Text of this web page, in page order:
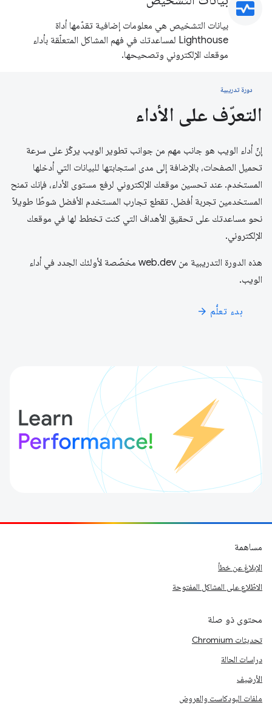
monitor_heart
بيانات التشخيص هي معلومات إضافية تقدّمها أداة
Lighthouse لمساعدتك في فهم المشاكل المتعلّقة بأداء
موقعك الإلكتروني وتصحيحها.
دورة تدريبية
التعرّف على الأداء
إنّ أداء الويب هو جانب مهم من جوانب تطوير الويب يركّز على سرعة
تحميل الصفحات، بالإضافة إلى مدى استجابتها للبيانات التي أدخلها
المستخدم. عند تحسين موقعك الإلكتروني لرفع مستوى الأداء، فإنك تمنح
المستخدمين تجربة أفضل. تقطع تجارب المستخدم الأفضل شوطًا طويلاً
نحو مساعدتك على تحقيق الأهداف التي كنت تخطط لها في موقعك
الإلكتروني.
هذه الدورة التدريبية من web.dev مخصّصة لأولئك الجدد في أداء
الويب.
بدء تعلُّم arrow_forward
مساهمة
الإبلاغ عن خطأ
الاطّلاع على المشاكل المفتوحة
محتوى ذو صلة
تحديثات Chromium
دراسات الحالة
الأرشيف
ملفات البودكاست والعروض